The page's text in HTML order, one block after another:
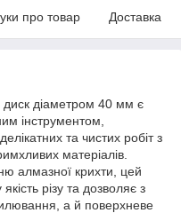
про товар Доставка
диск діаметром 40 мм є
інструментом,
та чистих робіт з
матеріалів.
алмазної крихти, цей
різу та дозволяє з
а й поверхневе